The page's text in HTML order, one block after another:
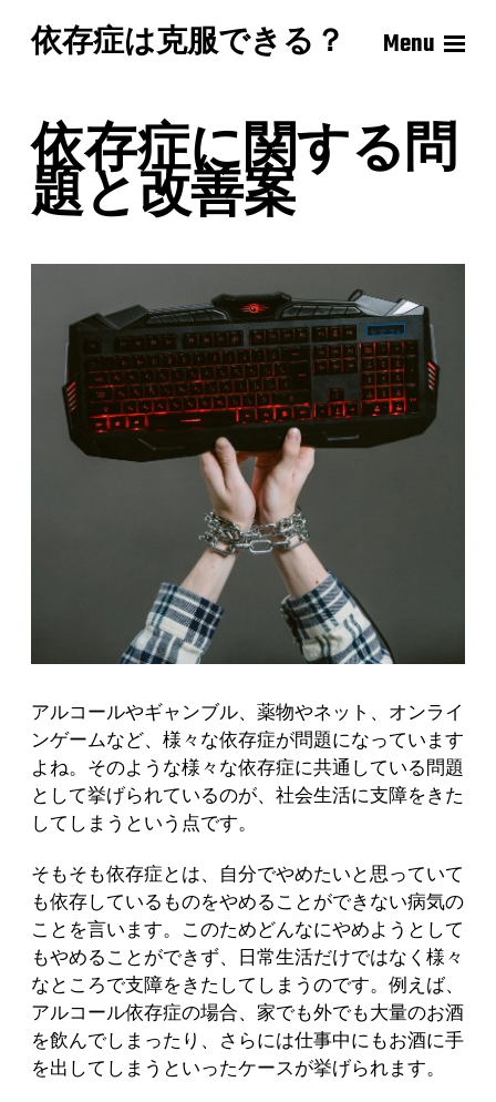
依存症は克服できる？ Menu
依存症に関する問
題と改善案
アルコールやギャンブル、薬物やネット、オンライ
ンゲームなど、様々な依存症が問題になっています
よね。そのような様々な依存症に共通している問題
として挙げられているのが、社会生活に支障をきた
してしまうという点です。
そもそも依存症とは、自分でやめたいと思っていて
も依存しているものをやめることができない病気の
ことを言います。このためどんなにやめようとして
もやめることができず、日常生活だけではなく様々
なところで支障をきたしてしまうのです。例えば、
アルコール依存症の場合、家でも外でも大量のお酒
を飲んでしまったり、さらには仕事中にもお酒に手
を出してしまうといったケースが挙げられます。